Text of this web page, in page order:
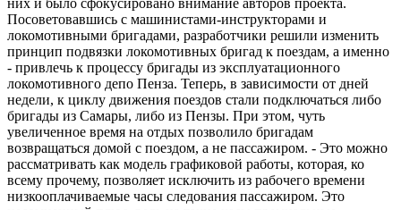
них и было сфокусировано внимание авторов проекта.
Посоветовавшись с машинистами-инструкторами и
локомотивными бригадами, разработчики решили изменить
принцип подвязки локомотивных бригад к поездам, а именно
- привлечь к процессу бригады из эксплуатационного
локомотивного депо Пенза. Теперь, в зависимости от дней
недели, к циклу движения поездов стали подключаться либо
бригады из Самары, либо из Пензы. При этом, чуть
увеличенное время на отдых позволило бригадам
возвращаться домой с поездом, а не пассажиром. - Это можно
рассматривать как модель графиковой работы, которая, ко
всему прочему, позволяет исключить из рабочего времени
низкооплачиваемые часы следования пассажиром. Это